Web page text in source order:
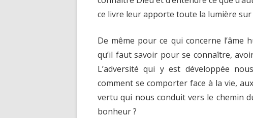
ce livre leur apporte toute la lumière
De même pour ce qui concerne l’âme
qu’il faut savoir pour se connaître,
L’adversité qui y est développée
comment se comporter face à la vie,
vertu qui nous conduit vers le chemin
bonheur ?